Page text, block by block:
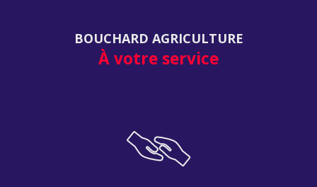
BOUCHARD AGRICULTURE
À votre service